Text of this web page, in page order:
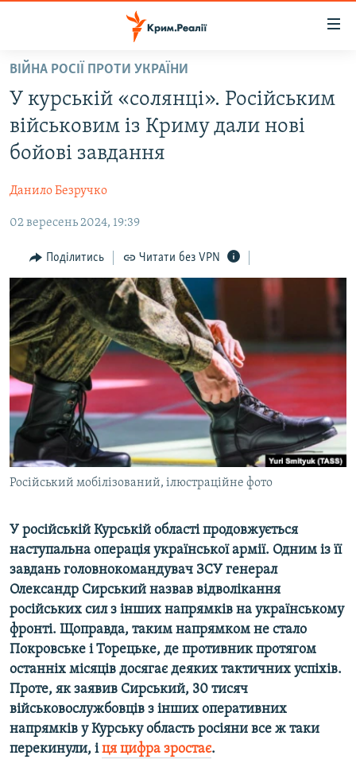
Перейти
основного
матеріалу
Перейти
до
основної
Перейти
пошуку
ВОДА.КРИМ
ВІДЕО ТА ФОТО
БЛОГИ
ПОГЛЯД
ІНТЕРВ'Ю
ВСЕ ЗА ДЕНЬ
СПЕЦПРОЕКТИ
ДЕПОРТАЦІЯ
ВІДЕОУРОКИ «ELIFBE»
СВІДЧЕННЯ ОКУПАЦІЇ
УКРАЇНСЬКА ПРОБЛЕМА КРИМУ
ІНФОГРАФІКА
ЯК ОБІЙТИ БЛОКУВАННЯ
Русский
Qırımtatar
ДОЛУЧАЙСЯ!
Усі сайти RFE/RL
ВІЙНА РОСІЇ ПРОТИ УКРАЇНИ
У курській «солянці». Російським
військовим із Криму дали нові
бойові завдання
Данило Безручко
02 вересень 2024, 19:39
Поділитись Читати без VPN
Російський мобілізований, ілюстраційне фото
У російській Курській області продовжується
наступальна операція української армії. Одним із її
завдань головнокомандувач ЗСУ генерал
Олександр Сирський назвав відволікання
російських сил з інших напрямків на українському
фронті. Щоправда, таким напрямком не стало
Покровське і Торецьке, де противник протягом
останніх місяців досягає деяких тактичних успіхів.
Проте, як заявив Сирський, 30 тисяч
військовослужбовців з інших оперативних
напрямків у Курську область росіяни все ж таки
перекинули, іця цифра зростає.